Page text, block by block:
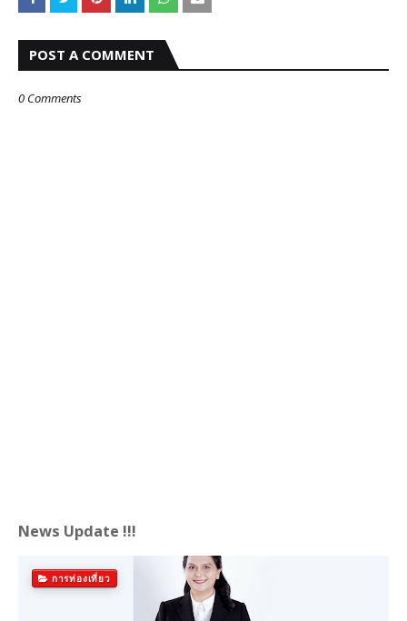
POST A COMMENT
0 Comments
News Update !!!
การท่องเที่ยว